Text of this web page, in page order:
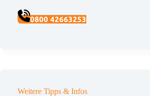
0800 42663253
Weitere Tipps & Infos